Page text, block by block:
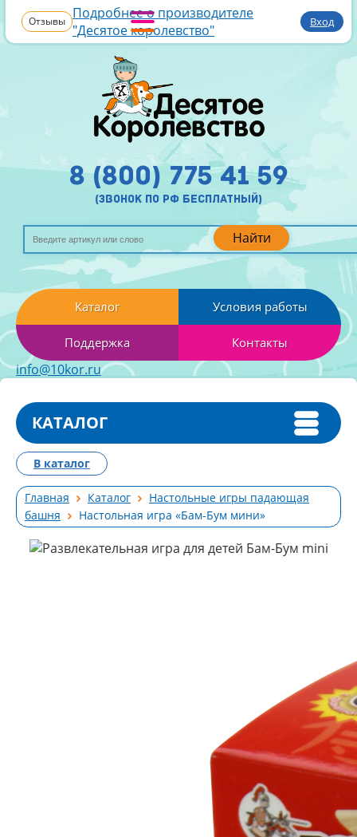
Отзывы Подробнее о производителе
"Десятое королевство"
Вход
Найти
8 (800) 775 41 59
(звонок по рф бесплатный)
Каталог Условия работы
Поддержка Контакты
info@10kor.ru
КАТАЛОГ
Главная Каталог
Настольные игры падающая
башня
Настольная игра «Бам-Бум мини»
В каталог